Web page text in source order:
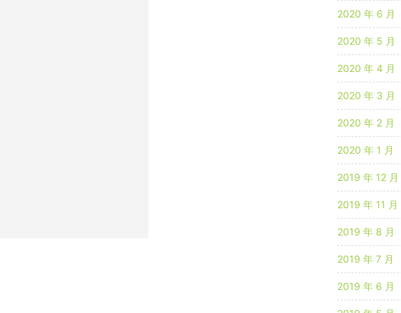
2020 年 6 月
2020 年 5 月
2020 年 4 月
2020 年 3 月
2020 年 2 月
2020 年 1 月
2019 年 12 月
2019 年 11 月
2019 年 8 月
2019 年 7 月
2019 年 6 月